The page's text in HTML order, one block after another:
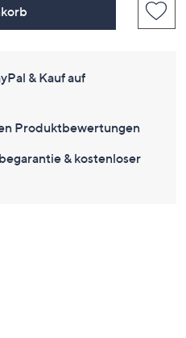
& Kauf auf
Produktbewertungen
& kostenloser